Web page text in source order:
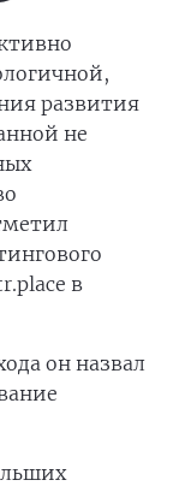
развития
не
в
он назвал